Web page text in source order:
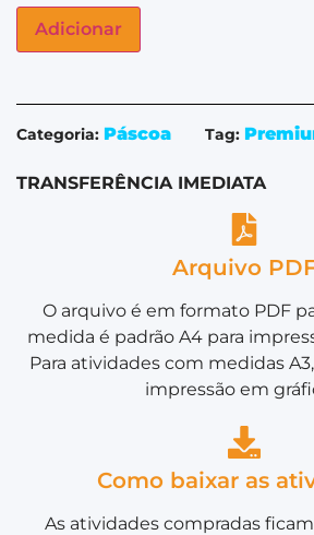
Adicionar
Categoria: Páscoa Tag:
TRANSFERÊNCIA IMEDIATA
Arquivo
O arquivo é em formato PDF
medida é padrão A4 para
Para atividades com medidas
impressão em
Como baixar as
As atividades compradas